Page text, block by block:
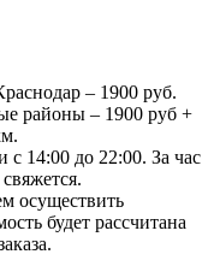
– 1900 руб.
районы – 1900 руб +
с 14:00 до 22:00. За час
осуществить
будет рассчитана